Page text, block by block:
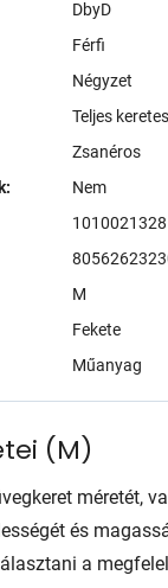
DbyD
Férfi
Négyzet
Teljes keretes
Zsanéros
Nem
1010021328
M
Fekete
Műanyag
(M)
méretét,
és
a